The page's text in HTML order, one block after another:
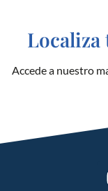
Localiza
Accede a nuestro